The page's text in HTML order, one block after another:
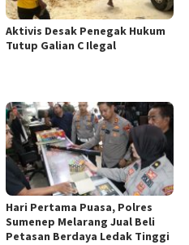
Aktivis Desak Penegak Hukum
Tutup Galian C Ilegal
Hari Pertama Puasa, Polres
Sumenep Melarang Jual Beli
Petasan Berdaya Ledak Tinggi